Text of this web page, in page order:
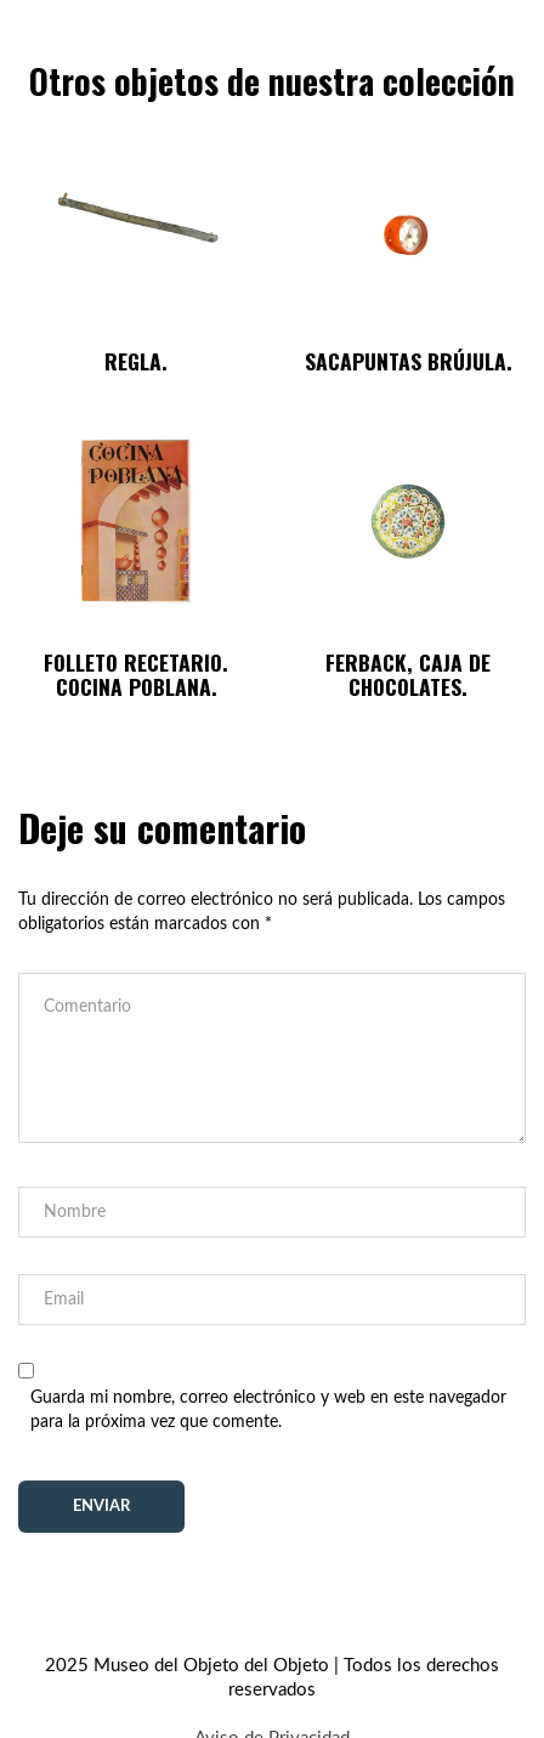
Otros objetos de nuestra colección
REGLA. SACAPUNTAS BRÚJULA.
FOLLETO RECETARIO.
COCINA POBLANA.
FERBACK, CAJA DE
CHOCOLATES.
Deje su comentario
Tu dirección de correo electrónico no será publicada. Los campos
obligatorios están marcados con *
Guarda mi nombre, correo electrónico y web en este navegador
para la próxima vez que comente.
2025 Museo del Objeto del Objeto | Todos los derechos
reservados